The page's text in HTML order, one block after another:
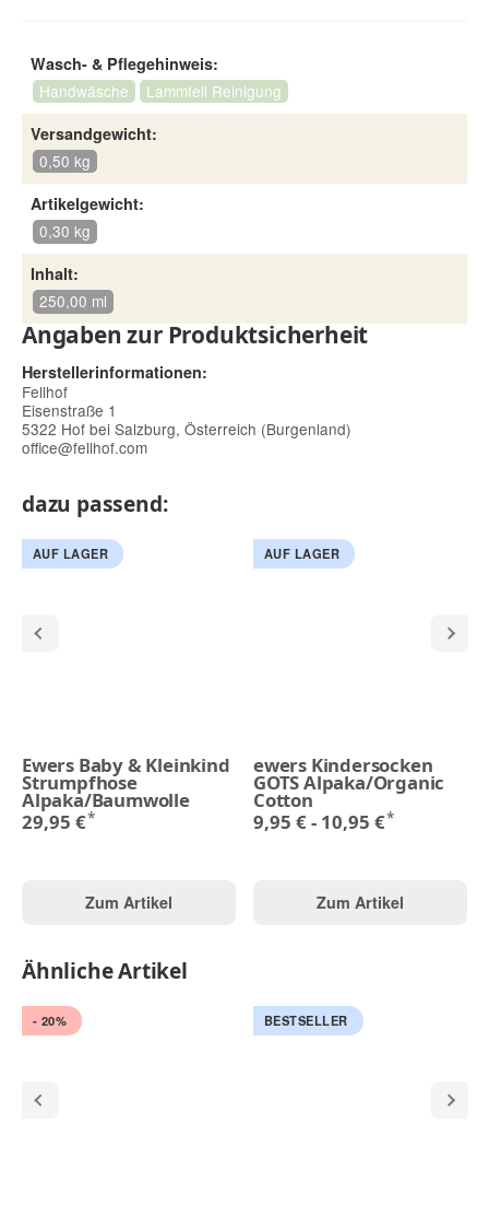
Wasch- & Pflegehinweis:
Handwäsche
Lammfell Reinigung
Versandgewicht:
0,50 kg
Artikelgewicht:
0,30 kg
Inhalt:
250,00 ml
Angaben zur Produktsicherheit
Herstellerinformationen:
Fellhof
Eisenstraße 1
5322 Hof bei Salzburg, Österreich (Burgenland)
office@fellhof.com
dazu passend:
AUF LAGER
Ewers Baby & Kleinkind
Strumpfhose
Alpaka/Baumwolle
29,95 €*
Zum Artikel
AUF LAGER
ewers Kindersocken
GOTS Alpaka/Organic
Cotton
9,95 € - 10,95 €*
Zum Artikel
Ähnliche Artikel
- 20% BESTSELLER